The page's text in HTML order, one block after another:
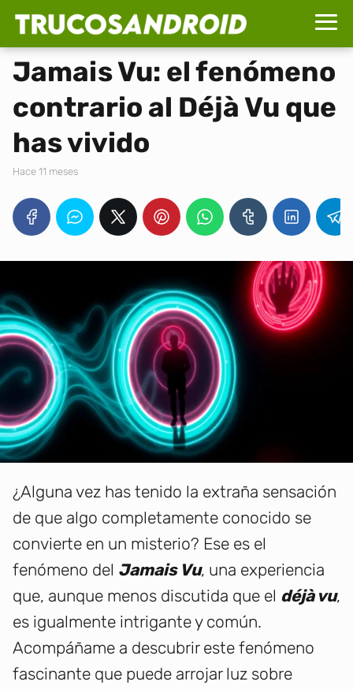
Jamais Vu: el fenómeno
contrario al Déjà Vu que
has vivido
hace 11 meses
¿Alguna vez has tenido la extraña sensación
de que algo completamente conocido se
convierte en un misterio? Ese es el
fenómeno del Jamais Vu, una experiencia
que, aunque menos discutida que el déjà vu,
es igualmente intrigante y común.
Acompáñame a descubrir este fenómeno
fascinante que puede arrojar luz sobre